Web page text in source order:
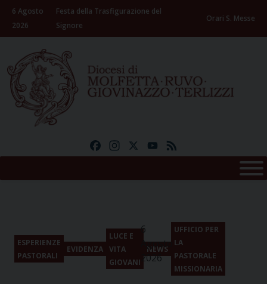
Skip
content
6 Agosto
2026
Festa della Trasfigurazione del
Signore
Orari S. Messe
FacebookInstagramYouTube
ESPERIENZE
PASTORALI
EVIDENZA
LUCE E
VITA
GIOVANI
NEWS
UFFICIO PER
LA
PASTORALE
MISSIONARIA
6
Agosto
2026